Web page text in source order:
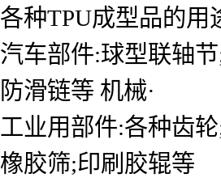
各种TPU成型品的用
汽车部件:球型联轴
防滑链等 机械·
工业用部件:各种齿
橡胶筛;印刷胶辊等